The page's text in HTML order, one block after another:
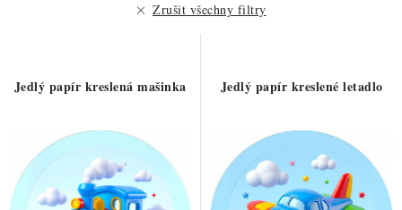
u
d
ů
Zrušit všechny filtry
Jedlý papír kreslená mašinka Jedlý papír kreslené letadlo